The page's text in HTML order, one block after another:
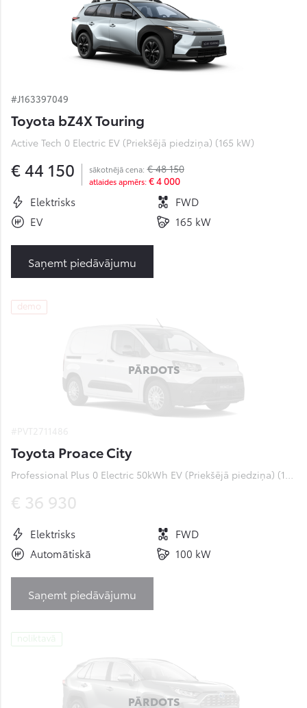
#J163397049
Toyota bZ4X Touring
Active Tech 0 Electric EV (Priekšējā piedziņa) (165 kW)
€ 44 150 sākotnējā cena: € 48 150
atlaides apmērs: € 4 000
Elektrisks
FWD
EV
165 kW
Saņemt piedāvājumu
demo
PĀRDOTS
Toyota Proace City
Professional Plus 0 Electric 50kWh EV (Priekšējā piedziņa) (100 kW)
€ 36 930
Elektrisks
FWD
Automātiskā
100 kW
Saņemt piedāvājumu
noliktavā
PĀRDOTS